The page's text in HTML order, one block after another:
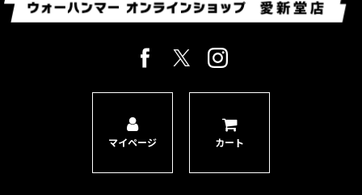
34,500円(税込)
製品概要 枝葉のざわめき、草むらの裂ける音、風
に乗るささやき――そして戦いへ誘うような低く妖し
聞こえる唯一の前触れです。 森の精霊である彼ら
[シルヴァネス] ゴッサミド・アーチャー
8,950円(税込)
マイページ カート